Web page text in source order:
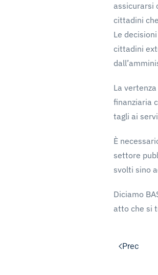
assicurarsi
cittadini
Le
cittadini
La
finanziaria
tagli ai
È
settore
svolti sino
Diciamo
atto che si
Prec